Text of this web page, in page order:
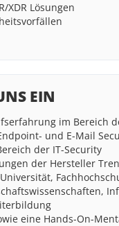
XDR Lösungen
EIN
im Bereich
und E-Mail
der IT-Security
der Hersteller
eine Hands-On-